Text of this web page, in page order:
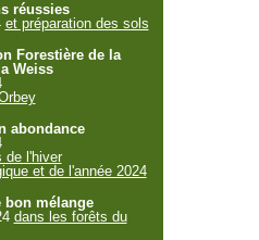
réussies
et préparation des sols
Forestière de la
Weiss
abondance
de l'hiver
et de l'année 2024
bon mélange
dans les forêts du